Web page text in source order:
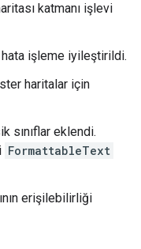
katmanı işlevi
hata işleme iyileştirildi.
haritalar için
sınıflar eklendi.
FormattableText
erişilebilirliği